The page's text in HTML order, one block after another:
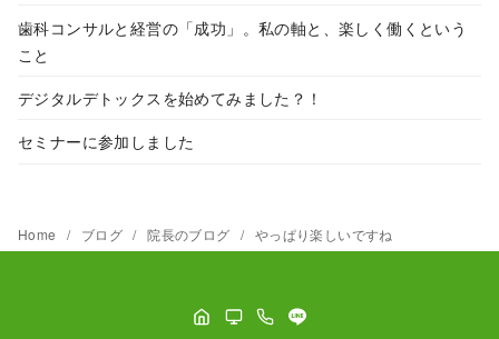
歯科コンサルと経営の「成功」。私の軸と、楽しく働くという
こと
デジタルデトックスを始めてみました？！
セミナーに参加しました
Home ブログ 院長のブログ やっぱり楽しいですね